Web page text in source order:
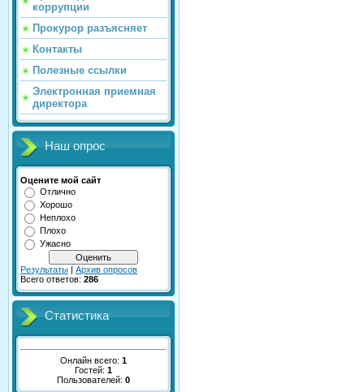
коррупции
Прокурор разъясняет
Контакты
Полезные ссылки
Электронная приемная
директора
Наш опрос
Оцените мой сайт
Отлично
Хорошо
Неплохо
Плохо
Ужасно
Результаты | Архив опросов
Всего ответов: 286
Статистика
Онлайн всего: 1
Гостей: 1
Пользователей: 0